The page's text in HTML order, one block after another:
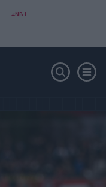
#NB I